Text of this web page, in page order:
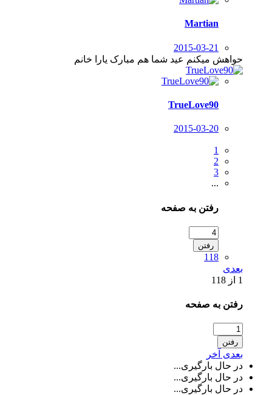
Martian
2015-03-21
حواهش میکنم​ عید شما هم مبارک یارا خانم
TrueLove90
2015-03-20
1
2
3
...
رفتن به صفحه
رفتن
118
بعدی
1 از 118
رفتن به صفحه
رفتن
بعدی آخر
در حال بارگیری...
در حال بارگیری...
در حال بارگیری...